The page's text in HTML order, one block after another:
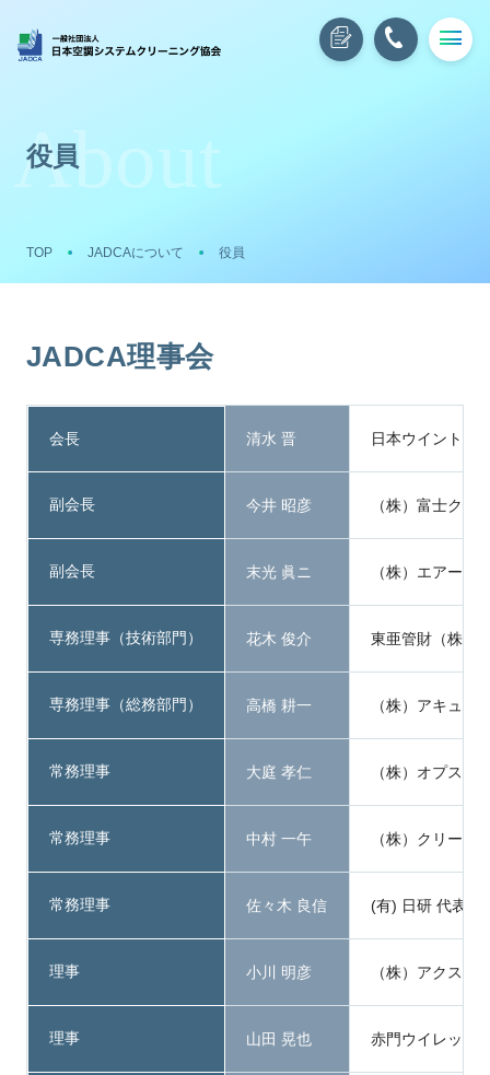
TOP JADCAについて 役員
役員
JADCA理事会
会長 清水 晋 日本ウイントン
副会長 今井 昭彦 （株）富士クリ
副会長 末光 眞ニ （株）エアーア
専務理事（技術部門） 花木 俊介 東亜管財（株）
専務理事（総務部門） 高橋 耕一 （株）アキュア
常務理事 大庭 孝仁 （株）オプス 取
常務理事 中村 一午 （株）クリーン
常務理事 佐々木 良信 (有) 日研 代表取
理事 小川 明彦 （株）アクス 代
理事 山田 晃也 赤門ウイレック